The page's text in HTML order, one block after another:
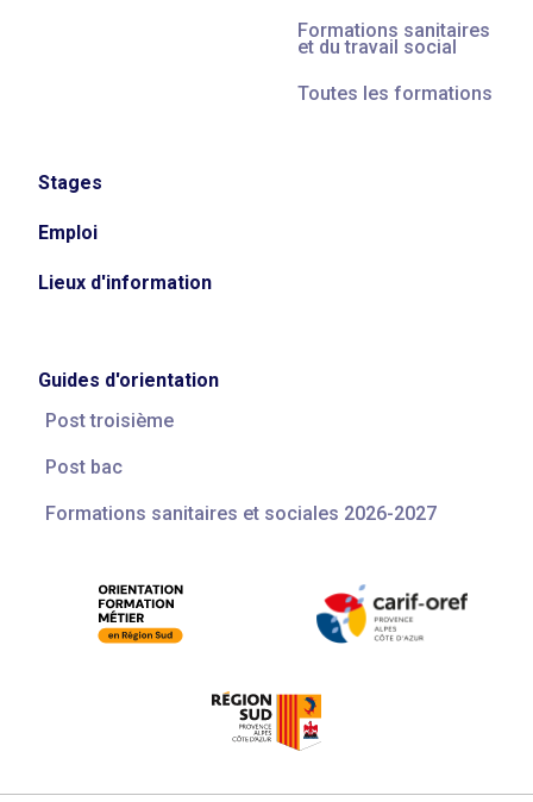
Formations sanitaires
et du travail social
Toutes les formations
Stages
Emploi
Lieux d'information
Guides d'orientation
Post troisième
Post bac
Formations sanitaires et sociales 2026-2027